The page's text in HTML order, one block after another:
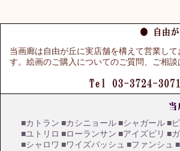
当画廊は自由が丘に実店舗を構えて営業し
す。絵画のご購入についてのご質問、ご相
■カトラン ■カシニョール ■シャガール ■
■ユトリロ ■ローランサン ■アイズピリ ■
■シャロワ ■ワイズバッシュ ■ファンシュ